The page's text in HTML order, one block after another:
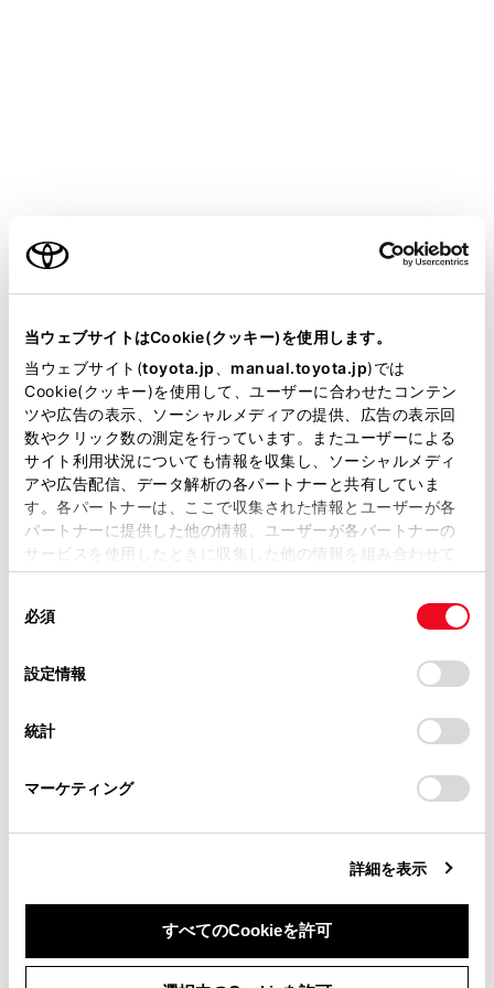
当ウェブサイトはCookie(クッキー)を使用します。
当ウェブサイト(toyota.jp manual.toyota.jp)では
Cookie(クッキー)を使用して、ユーザーに合わせたコンテン
ツや広告の表示、ソーシャルメディアの提供、広告の表示回
数やクリック数の測定を行っています。またユーザーによる
サイト利用状況についても情報を収集し、ソーシャルメディ
アや広告配信、データ解析の各パートナーと共有していま
す。各パートナーは、ここで収集された情報とユーザーが各
パートナーに提供した他の情報、ユーザーが各パートナーの
サービスを使用したときに収集した他の情報を組み合わせて
使用することがあります。当ウェブサイトの使用を続行する
デバイスにすべてのCookie(クッキー)が保存されることに同
意したことになります。Cookie(クッキー)のオプトアウト、
設定の変更、同意を撤回したりするにあたっては、当社の
「Cookie（クッキー）情報の取り扱いについて
」をご覧くだ
必須
設定情報
統計
マーケティング
詳細を表示
すべてのCookieを許可
自動または手動でパーキングブレーキをかける・解除す
ることができます。
オートモードのときは、シフトレバーの操作に応じてパ
ーキングブレーキが自動で作動します。また、オートモ
ードのときでも手動でパーキングブレーキをかける・解
除することができます。
操作のしかた
合わせて見られているページ
レーダークルーズコントロール
ワイパー＆ウォッシャー（リヤ）
このページは役に立ちましたか？
はい いいえ
が掲載されているわけではありません。
掲載している取扱説明書はお客様の年式に合致しない場合
があります。
取扱説明書は、弊社が著作権その他の知的財産権を保有し
ます。弊社の許可なく、取扱説明書の一部または全部を、
複製、複写、改変もしくは配信等することはできません。
当サイトの利用、または利用できなかったことにより万一
損害が生じても、弊社は一切責任を負いません。
掲載内容は予告なく変更、またはサービスを中止すること
当サイト（取扱説明書）では、利便性向上のためにお客様
る方は、当社のお客様相談窓口（0800-700-7700）までご
お車に関するお問い合わせ・ご相談は
site_domain=default#otoiawase
までお願いします。